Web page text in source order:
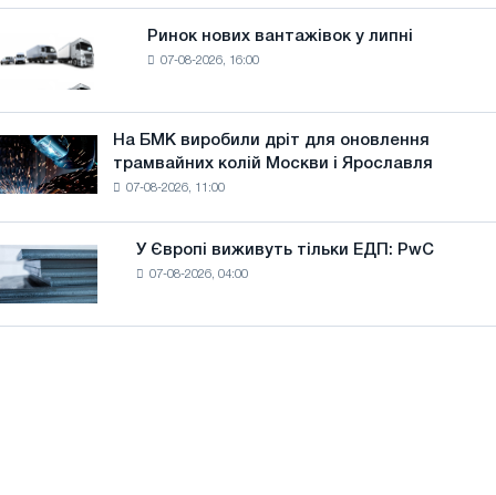
поставок
цілей
декарбонізації
Ринок
нових
вантажівок
у
липні
Ринок нових вантажівок у липні
07-08-2026, 16:00
На
БМК
виробили
оновлення
трамвайних
На БМК виробили дріт для оновлення
трамвайних колій Москви і Ярославля
07-08-2026, 11:00
Європі
виживуть
тільки
У Європі виживуть тільки ЕДП: PwC
07-08-2026, 04:00